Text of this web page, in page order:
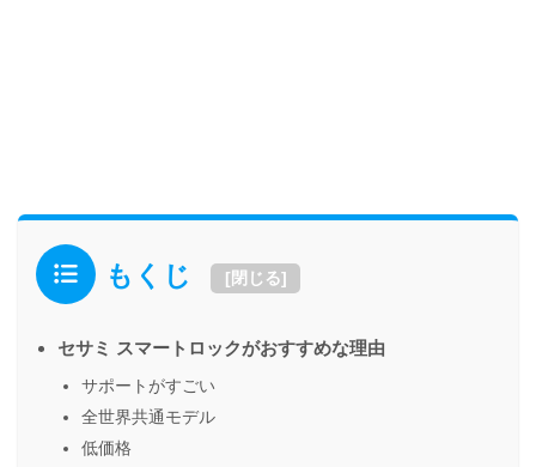
もくじ [閉じる]
セサミ スマートロックがおすすめな理由
サポートがすごい
全世界共通モデル
低価格